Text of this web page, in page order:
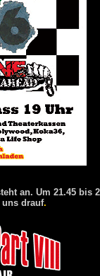
an. Um 21.45
uns drauf.